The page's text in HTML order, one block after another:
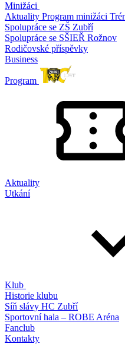
Minižáci
Aktuality Program minižáci
Spolupráce se ZŠ Zubří
Spolupráce se SŠIEŘ Rožnov
Rodičovské příspěvky
Business
Program
Aktuality
Utkání
Klub
Historie klubu
Síň slávy HC Zubří
Sportovní hala – ROBE Aréna
Fanclub
Kontakty